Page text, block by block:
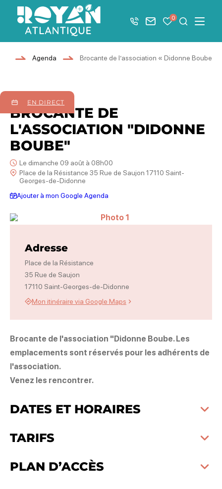
Afficher la barre de navigation du mode éco
Royan Atlantique
+33 5 46 08 21 00
Nous contacter
Mes favoris
0 JeMenu
Agenda Brocante de l’association « Didonne Boube »
EN DIRECT
09 août 2026
BROCANTE DE
L'ASSOCIATION "DIDONNE
BOUBE"
Le dimanche 09 août à 08h00
Place de la Résistance 35 Rue de Saujon 17110 Saint-
Georges-de-Didonne
Ajouter à mon Google Agenda
Brocante de l'association "Didonne Boube. Les
emplacements sont réservés pour les adhérents de
l'association.
Venez les rencontrer.
DATES ET HORAIRES
TARIFS
PLAN D’ACCÈS
Photo 1
Adresse
Place de la Résistance
35 Rue de Saujon
17110 Saint-Georges-de-Didonne
Mon itinéraire via Google Maps